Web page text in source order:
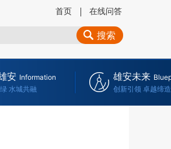
首页 在线问答
搜索
安 Information
水城共融
雄安未来
创新引领 卓越缔造